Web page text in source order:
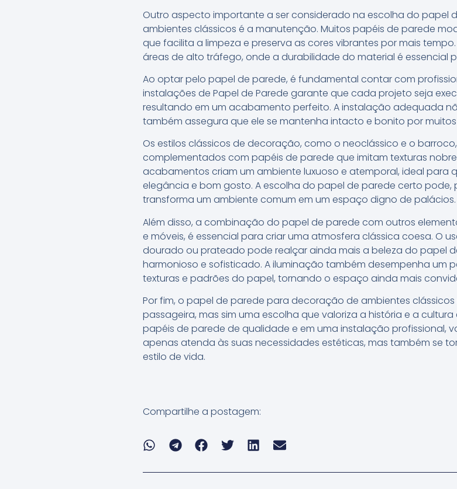
Outro aspecto importante a ser considerado na escolha do papel
ambientes clássicos é a manutenção. Muitos papéis de parede
que facilita a limpeza e preserva as cores vibrantes por mais
áreas de alto tráfego, onde a durabilidade do material é essencial
Ao optar pelo papel de parede, é fundamental contar com
instalações de Papel de Parede garante que cada projeto seja
resultando em um acabamento perfeito. A instalação adequada
também assegura que ele se mantenha intacto e bonito por
Os estilos clássicos de decoração, como o neoclássico e o
complementados com papéis de parede que imitam texturas
acabamentos criam um ambiente luxuoso e atemporal, ideal para
elegância e bom gosto. A escolha do papel de parede certo pode,
transforma um ambiente comum em um espaço digno de palácios.
Além disso, a combinação do papel de parede com outros
e móveis, é essencial para criar uma atmosfera clássica coesa. O
dourado ou prateado pode realçar ainda mais a beleza do papel
harmonioso e sofisticado. A iluminação também desempenha um
texturas e padrões do papel, tornando o espaço ainda mais
Por fim, o papel de parede para decoração de ambientes
passageira, mas sim uma escolha que valoriza a história e a cultura
papéis de parede de qualidade e em uma instalação profissional,
apenas atenda às suas necessidades estéticas, mas também se
estilo de vida.
Compartilhe a postagem: